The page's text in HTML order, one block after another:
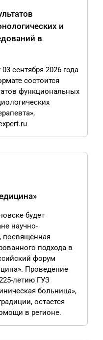
и
в
сентября 2026 года
состоится
функциональных
будет
научно-
посвященная
подхода в
форум
Проведение
летию ГУЗ
больница»,
остается
в регионе.